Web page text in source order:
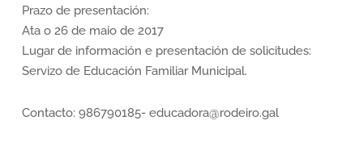
Prazo de presentación:
Ata o 26 de maio de 2017
Lugar de información e presentación de solicitudes:
Servizo de Educación Familiar Municipal.
Contacto: 986790185- educadora@rodeiro.gal